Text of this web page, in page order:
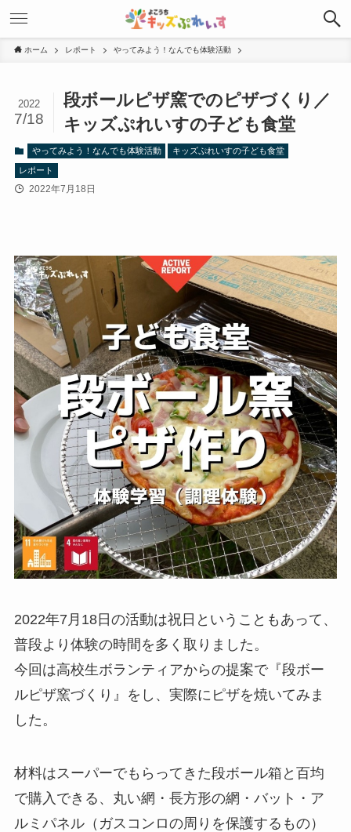
ホーム レポート やってみよう！なんでも体験活動
段ボールピザ窯でのピザづくり／
キッズぷれいすの子ども食堂
2022
7/18
やってみよう！なんでも体験活動 キッズぷれいすの子ども食堂
レポート
2022年7月18日
2022年7月18日の活動は祝日ということもあって、
普段より体験の時間を多く取りました。
今回は高校生ボランティアからの提案で『段ボー
ルピザ窯づくり』をし、実際にピザを焼いてみま
した。
材料はスーパーでもらってきた段ボール箱と百均
で購入できる、丸い網・長方形の網・バット・ア
ルミパネル（ガスコンロの周りを保護するもの）